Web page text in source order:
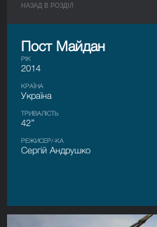
НАЗАД В РОЗДIЛ
Пост Майдан
РІК
2014
КРАЇНА
Україна
ТРИВАЛІСТЬ
42’’
РЕЖИСЕР/-КА
Сергій Андрушко